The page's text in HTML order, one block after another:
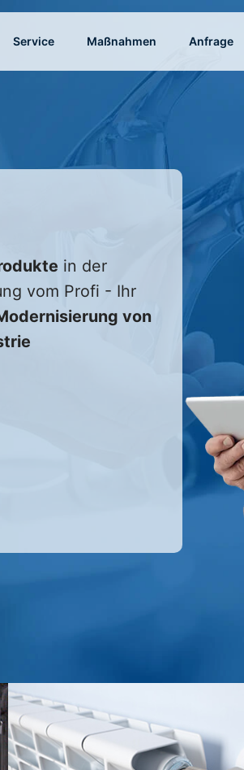
Service Maßnahmen Anfrage
in der
vom Profi - Ihr
von